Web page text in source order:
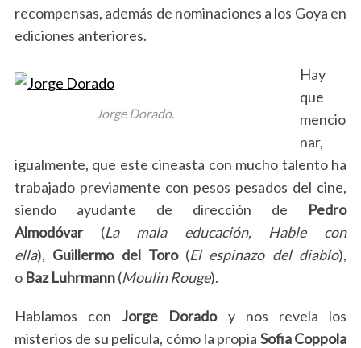
recompensas, además de nominaciones a los Goya en
ediciones anteriores.
Jorge Dorado.
Hay
que
mencio
nar,
igualmente, que este cineasta con mucho talento ha
trabajado previamente con pesos pesados del cine,
siendo ayudante de dirección de Pedro
Almodóvar(La mala educación, Hable con
ella), Guillermo del Toro (El espinazo del diablo),
o Baz Luhrmann(Moulin Rouge).
Hablamos con Jorge Doradoy nos revela los
misterios de su película, cómo la propia Sofia Coppola